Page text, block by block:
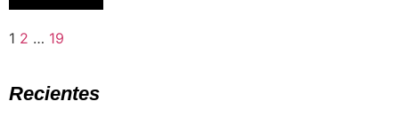
1 2 … 19
Recientes